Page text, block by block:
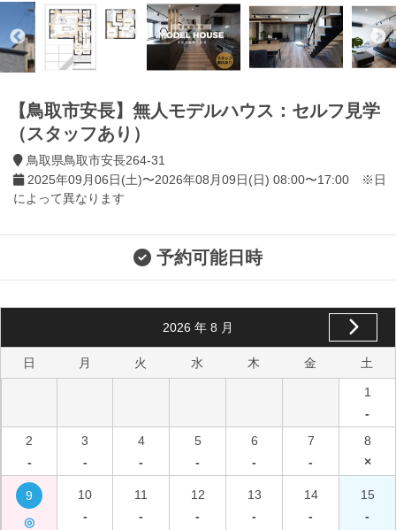
【鳥取市安長】無人モデルハウス：セルフ見学
（スタッフあり）
鳥取県鳥取市安長264-31
2025年09月06日(土)〜2026年08月09日(日) 08:00〜17:00 ※日
によって異なります
予約可能日時
2026 年 8 月
日 月 火 水 木 金 土
1
-
2
-
3
-
4
-
5
-
6
-
7
-
8
×
9
◎
10
-
11
-
12
-
13
-
14
-
15
-